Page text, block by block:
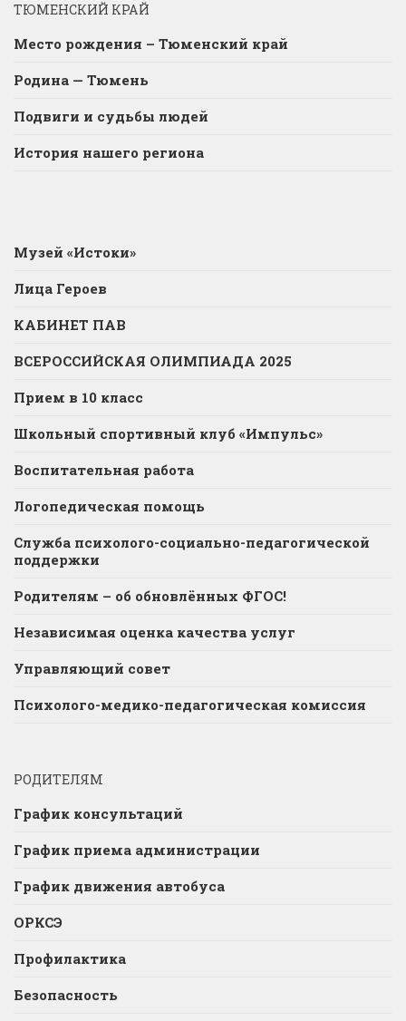
ТЮМЕНСКИЙ КРАЙ
Место рождения – Тюменский край
Родина — Тюмень
Подвиги и судьбы людей
История нашего региона
Музей «Истоки»
Лица Героев
КАБИНЕТ ПАВ
ВСЕРОССИЙСКАЯ ОЛИМПИАДА 2025
Прием в 10 класс
Школьный спортивный клуб «Импульс»
Воспитательная работа
Логопедическая помощь
Служба психолого-социально-педагогической
поддержки
Родителям – об обновлённых ФГОС!
Независимая оценка качества услуг
Управляющий совет
Психолого-медико-педагогическая комиссия
РОДИТЕЛЯМ
График консультаций
График приема администрации
График движения автобуса
ОРКСЭ
Профилактика
Безопасность